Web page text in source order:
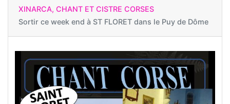
XINARCA, CHANT ET CISTRE CORSES
Sortir ce week end à ST FLORET dans le Puy de Dôme